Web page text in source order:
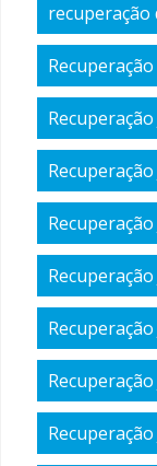
recuperação
Recuperação